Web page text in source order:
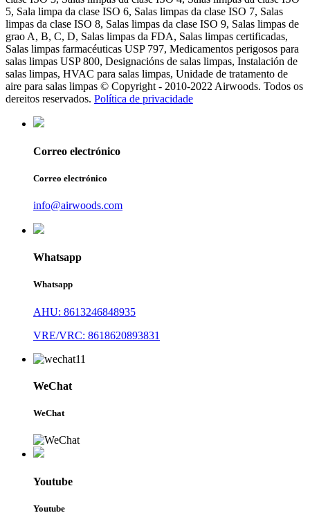
5, Sala limpa da clase ISO 6, Salas limpas da clase ISO 7, Salas
limpas da clase ISO 8, Salas limpas da clase ISO 9, Salas limpas de
grao A, B, C, D, Salas limpas da FDA, Salas limpas certificadas,
Salas limpas farmacéuticas USP 797, Medicamentos perigosos para
salas limpas USP 800, Designacións de salas limpas, Instalación de
salas limpas, HVAC para salas limpas, Unidade de tratamento de
aire para salas limpas © Copyright - 2010-2022 Airwoods. Todos os
dereitos reservados. Política de privacidade
Correo electrónico
Correo electrónico
info@airwoods.com
Whatsapp
Whatsapp
AHU: 8613246848935
VRE/VRC: 8618620893831
WeChat
WeChat
Youtube
Youtube